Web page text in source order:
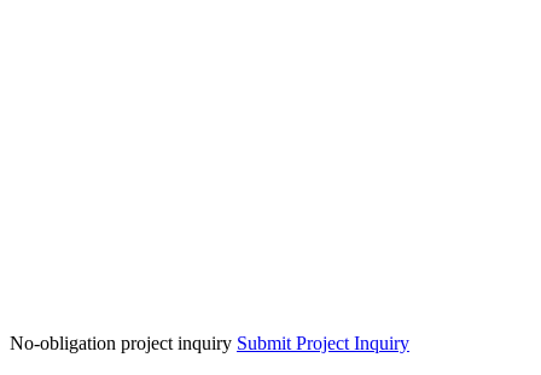
No-obligation project inquiry Submit Project Inquiry